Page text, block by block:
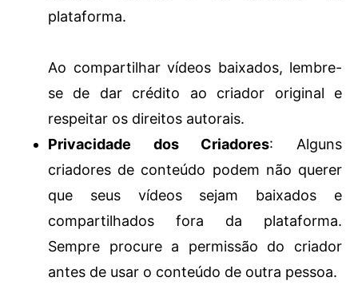
plataforma.
Ao compartilhar vídeos baixados, lembre-
se de dar crédito ao criador original e
respeitar os direitos autorais.
Privacidade dos Criadores: Alguns
criadores de conteúdo podem não querer
que seus vídeos sejam baixados e
compartilhados fora da plataforma.
Sempre procure a permissão do criador
antes de usar o conteúdo de outra pessoa.